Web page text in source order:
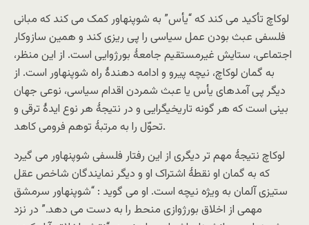
لوکاچ تأکید می کند که “یأس” به شوپنهاور کمک می کند که مبانی
فلسفی عبث بودن عمل سیاسی را پی ریزی کند و همین سازوکار
اجتماعی، ستایش غیرمستقیم جامعۀ بورژوایی است. از این منظر،
به گمان لوکاچ، نیچه پیرو و ادامه دهندۀ راه شوپنهاور است. از
دیگر پی آمدهای یأس یا عبث شمردن اقدام سیاسی، نوعی جهان
بینی است که هر گونه تاریخیگرایی و در نتیجۀ هر نوع ایدۀ ترقی و
تحوّل را به مرتبۀ توهم فرومی کاهد.
لوکاچ نتیجۀ مهم تر دیگری از این رفتار فلسفی شوپنهاور می گیرد
که به گمان او نقطۀ اشتراک او و دیگر نمایندگان شاخص عقل
ستیزی آلمان به ویژه نیچه است. او می گوید : “شوپنهاور سرمشق
مهمی از اخلاق بورژوازی منحط را به دست می دهد.” در نزد